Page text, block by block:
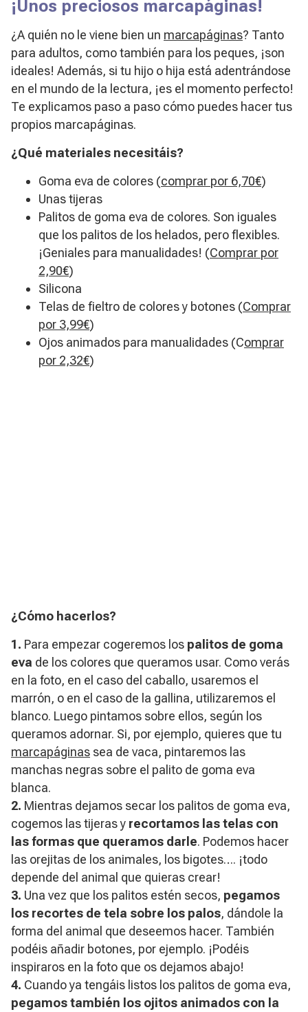
¡Unos preciosos marcapáginas!
¿A quién no le viene bien un marcapáginas? Tanto
para adultos, como también para los peques, ¡son
ideales! Además, si tu hijo o hija está adentrándose
en el mundo de la lectura, ¡es el momento perfecto!
Te explicamos paso a paso cómo puedes hacer tus
propios marcapáginas.
¿Qué materiales necesitáis?
Goma eva de colores (comprar por 6,70€)
​Unas tijeras
Palitos de goma eva de colores. Son iguales
que los palitos de los helados, pero flexibles.
¡Geniales para manualidades! (Comprar por
2,90€)
Silicona
Telas de fieltro de colores y botones (Comprar
por 3,99€)
Ojos animados para manualidades (Comprar
por 2,32€)
¿Cómo hacerlos?
1. Para empezar cogeremos los palitos de goma
eva de los colores que queramos usar. Como verás
en la foto, en el caso del caballo, usaremos el
marrón, o en el caso de la gallina, utilizaremos el
blanco. Luego pintamos sobre ellos, según los
queramos adornar. Si, por ejemplo, quieres que tu
marcapáginas sea de vaca, pintaremos las
manchas negras sobre el palito de goma eva
blanca.
2. Mientras dejamos secar los palitos de goma eva,
cogemos las tijeras y recortamos las telas con
las formas que queramos darle. Podemos hacer
las orejitas de los animales, los bigotes…. ¡todo
depende del animal que quieras crear!
3. Una vez que los palitos estén secos, pegamos
los recortes de tela sobre los palos, dándole la
forma del animal que deseemos hacer. También
podéis añadir botones, por ejemplo. ¡Podéis
inspiraros en la foto que os dejamos abajo!
4. Cuando ya tengáis listos los palitos de goma eva,
pegamos también los ojitos animados con la